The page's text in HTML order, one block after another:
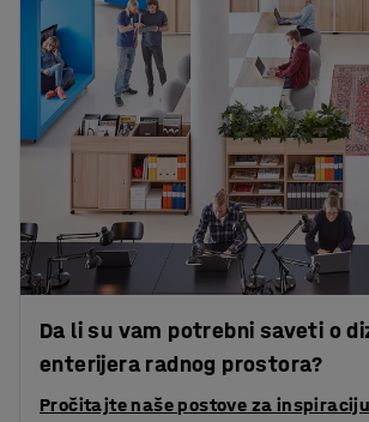
Da li su vam potrebni saveti o
enterijera radnog prostora?
Pročitajte naše postove za inspiraciju